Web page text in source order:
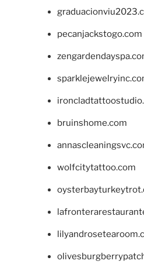
pecanjackstogo.com
bruinshome.com
wolfcitytattoo.com